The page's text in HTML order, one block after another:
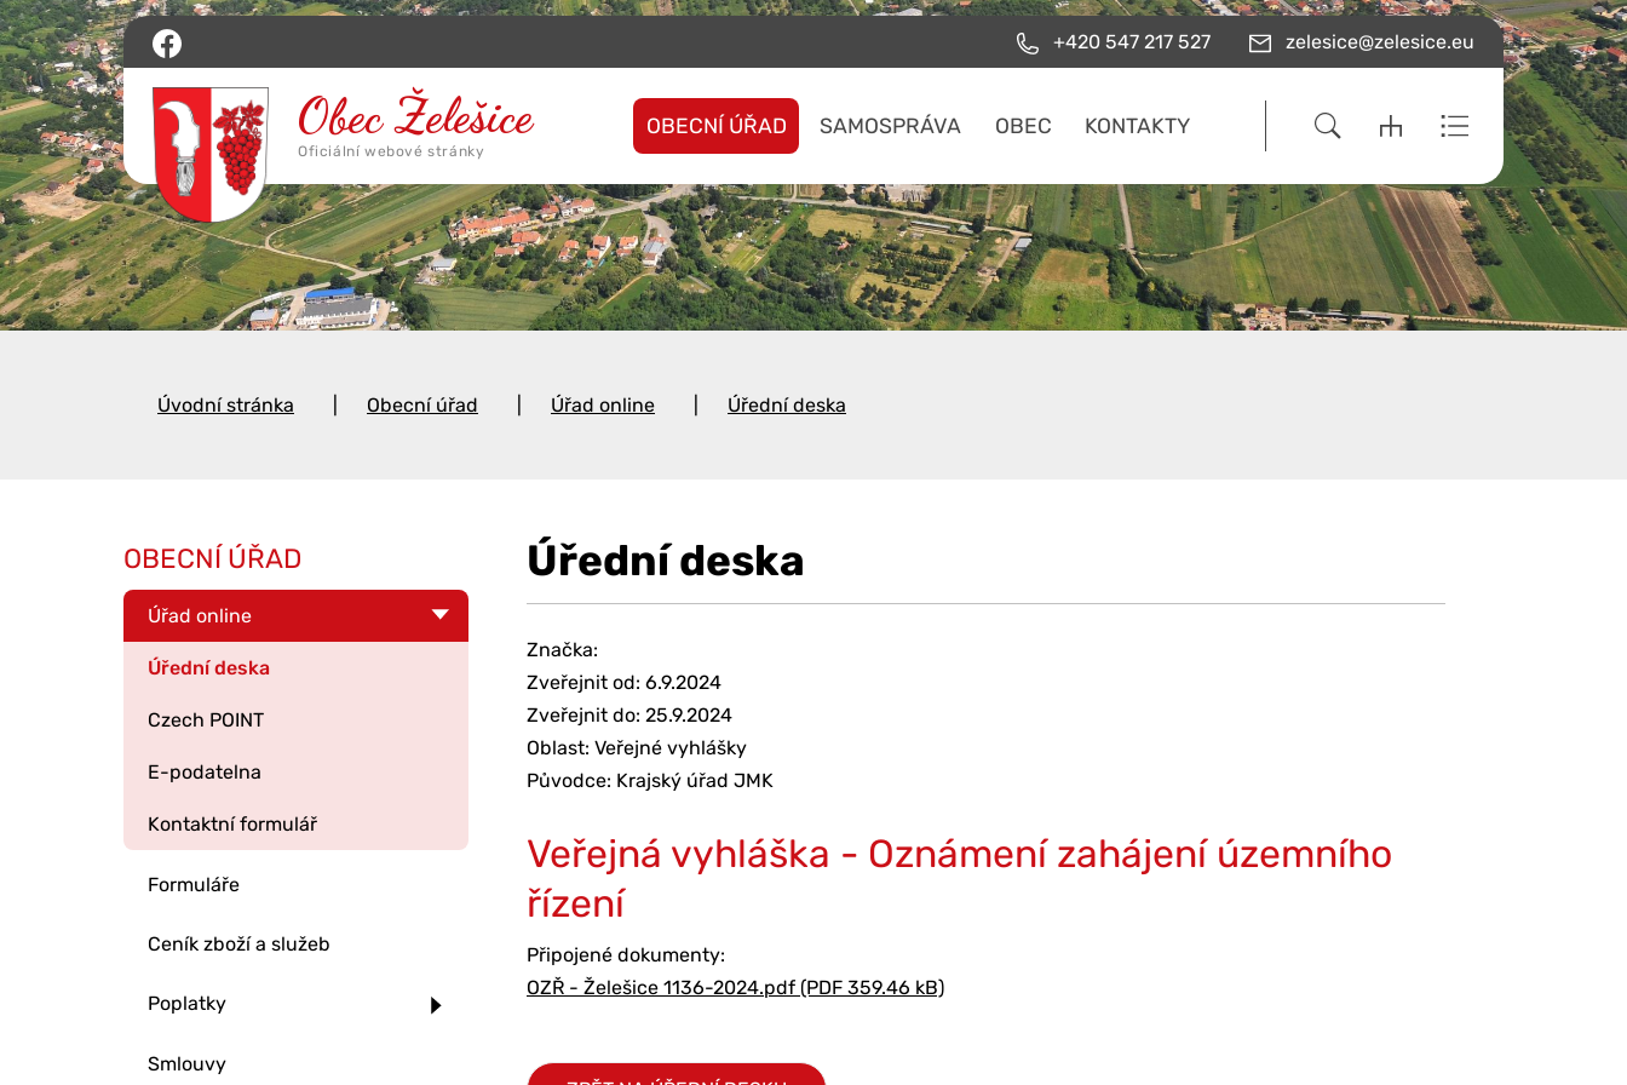
+420 547 217 527 zelesice@zelesice.eu
OBECNÍ ÚŘAD SAMOSPRÁVA OBEC KONTAKTY
Úvodní stránka Obecní úřad Úřad online Úřední deska
Úřední deska
Značka:
Zveřejnit od: 6.9.2024
Zveřejnit do: 25.9.2024
Oblast: Veřejné vyhlášky
Původce: Krajský úřad JMK
Veřejná vyhláška - Oznámení zahájení územního
řízení
Připojené dokumenty:
OZŘ - Želešice 1136-2024.pdf (PDF 359.46 kB)
OBECNÍ ÚŘAD
Úřad online
Úřední deska
Czech POINT
E-podatelna
Kontaktní formulář
Formuláře
Ceník zboží a služeb
Poplatky
Smlouvy